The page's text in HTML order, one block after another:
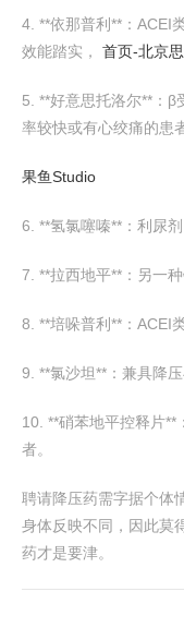
4. **依那普利**：ACEI
效能踏实， 首页-北京
5. **好意思托洛尔**：β
率较快或有心绞痛的患
果鱼Studio
6. **氢氯噻嗪**：利尿
7. **拉西地平**：另一
8. **培哚普利**：ACEI
9. **氯沙坦**：兼具降
10. **硝苯地平控释片**
者。
聘请降压药需字据个体
身体反映不同，因此莫
药才是要津。